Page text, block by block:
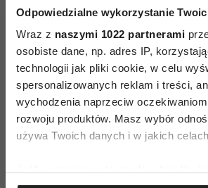
Odpowiedzialne wykorzystanie
Wraz z naszymi 1022 partnerami
osobiste dane, np. adres IP,
technologii jak pliki cookie, w celu
spersonalizowanych reklam i treści,
wychodzenia naprzeciw
rozwoju produktów. Masz wybór
używa Twoich danych i w jakich